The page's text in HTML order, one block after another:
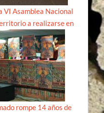
VI Asamblea Nacional
a realizarse en
rompe 14 años de